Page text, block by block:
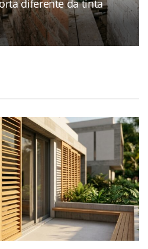
diferente da tinta